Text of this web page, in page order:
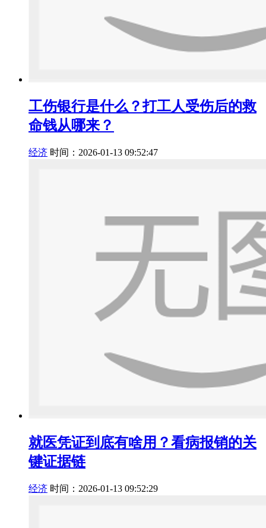
工伤银行是什么？打工人受伤后的救
命钱从哪来？
经济 时间：2026-01-13 09:52:47
就医凭证到底有啥用？看病报销的关
键证据链
经济 时间：2026-01-13 09:52:29